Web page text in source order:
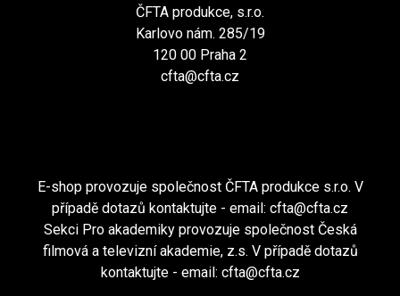
ČFTA produkce, s.r.o.
Karlovo nám. 285/19
120 00 Praha 2
cfta@cfta.cz
E-shop provozuje společnost ČFTA produkce s.r.o. V
případě dotazů kontaktujte - email: cfta@cfta.cz
Sekci Pro akademiky provozuje společnost Česká
filmová a televizní akademie, z.s. V případě dotazů
kontaktujte - email: cfta@cfta.cz